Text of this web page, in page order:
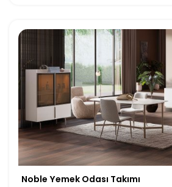
Noble Yemek Odası Takımı